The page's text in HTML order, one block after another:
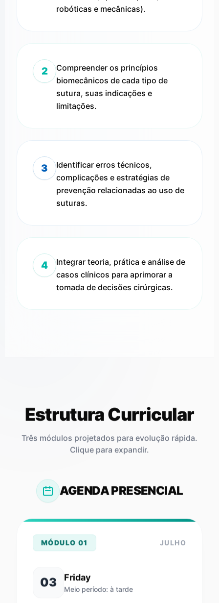
robóticas e mecânicas).
2
Compreender os princípios
biomecânicos de cada tipo de
sutura, suas indicações e
limitações.
3
Identificar erros técnicos,
complicações e estratégias de
prevenção relacionadas ao uso de
suturas.
4
Integrar teoria, prática e análise de
casos clínicos para aprimorar a
tomada de decisões cirúrgicas.
Estrutura Curricular
Três módulos projetados para evolução rápida.
Clique para expandir.
AGENDA PRESENCIAL
MÓDULO 01 JULHO
03 Friday
Meio período: à tarde